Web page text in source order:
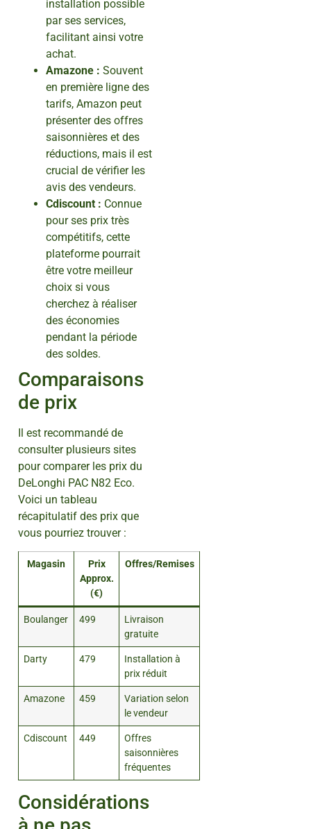
installation possible
par ses services,
facilitant ainsi votre
achat.
Amazone : Souvent
en première ligne des
tarifs, Amazon peut
présenter des offres
saisonnières et des
réductions, mais il est
crucial de vérifier les
avis des vendeurs.
Cdiscount : Connue
pour ses prix très
compétitifs, cette
plateforme pourrait
être votre meilleur
choix si vous
cherchez à réaliser
des économies
pendant la période
des soldes.
Comparaisons
de prix
Il est recommandé de
consulter plusieurs sites
pour comparer les prix du
DeLonghi PAC N82 Eco.
Voici un tableau
récapitulatif des prix que
vous pourriez trouver :
Magasin
Prix
Approx.
(€)
Offres/Remises
Boulanger 499
Livraison
gratuite
Darty 479
Installation à
prix réduit
Amazone 459
Variation selon
le vendeur
Cdiscount 449
Offres
saisonnières
fréquentes
Considérations